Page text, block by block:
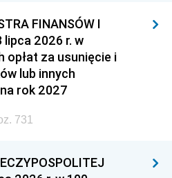
FINANSÓW I
lipca 2026 r. w
opłat za usunięcie i
lub innych
rok 2027
731